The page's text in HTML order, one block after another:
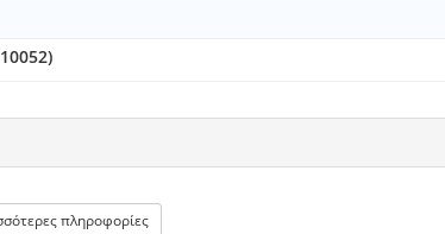
πληροφορίες